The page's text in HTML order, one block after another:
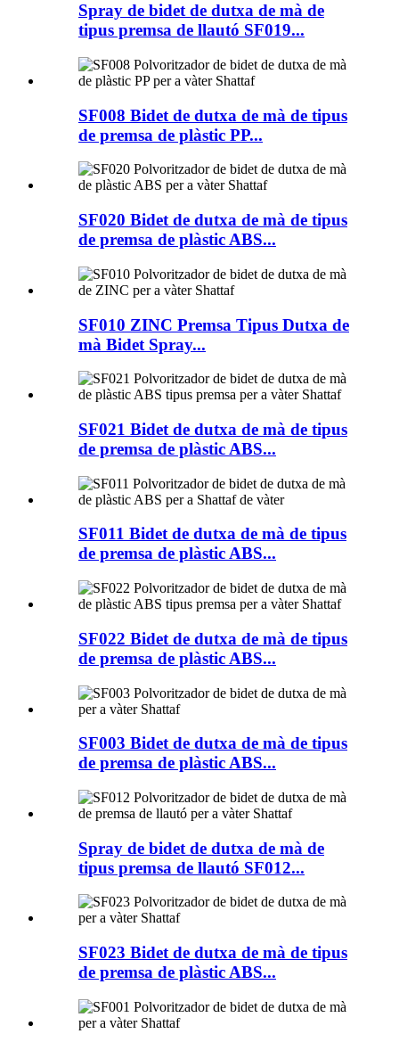
Spray de bidet de dutxa de mà de
tipus premsa de llautó SF019...
SF008 Bidet de dutxa de mà de tipus
de premsa de plàstic PP...
SF020 Bidet de dutxa de mà de tipus
de premsa de plàstic ABS...
SF010 ZINC Premsa Tipus Dutxa de
mà Bidet Spray...
SF021 Bidet de dutxa de mà de tipus
de premsa de plàstic ABS...
SF011 Bidet de dutxa de mà de tipus
de premsa de plàstic ABS...
SF022 Bidet de dutxa de mà de tipus
de premsa de plàstic ABS...
SF003 Bidet de dutxa de mà de tipus
de premsa de plàstic ABS...
Spray de bidet de dutxa de mà de
tipus premsa de llautó SF012...
SF023 Bidet de dutxa de mà de tipus
de premsa de plàstic ABS...